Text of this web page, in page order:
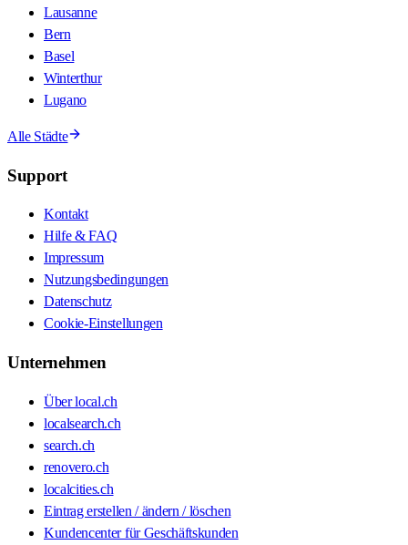
Lausanne
Bern
Basel
Winterthur
Lugano
Alle Städte
Support
Kontakt
Hilfe & FAQ
Impressum
Nutzungsbedingungen
Datenschutz
Cookie-Einstellungen
Unternehmen
Über local.ch
localsearch.ch
search.ch
renovero.ch
localcities.ch
Eintrag erstellen / ändern / löschen
Kundencenter für Geschäftskunden